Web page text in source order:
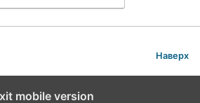
Наверх
mobile version